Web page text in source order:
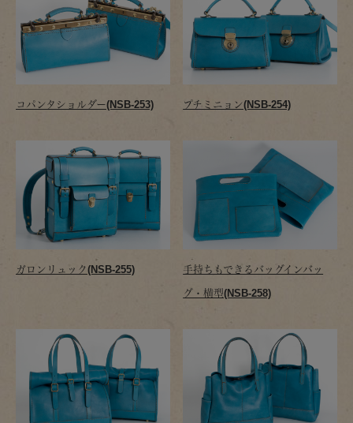
コパンタショルダー(NSB-253) プチミニョン(NSB-254)
ガロンリュック(NSB-255)
手持ちもできるバッグインバッ
グ・横型(NSB-258)